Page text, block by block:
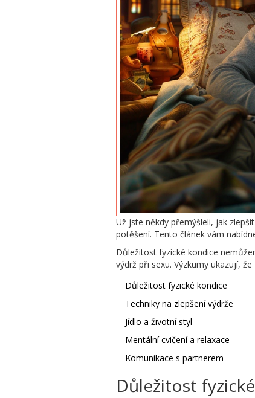
Už jste někdy přemýšleli, jak
potěšení. Tento článek vám
Důležitost fyzické kondice
výdrž při sexu. Výzkumy ukazují,
Důležitost fyzické kondice
Techniky na zlepšení výdrže
Jídlo a životní styl
Mentální cvičení a relaxace
Komunikace s partnerem
Důležitost